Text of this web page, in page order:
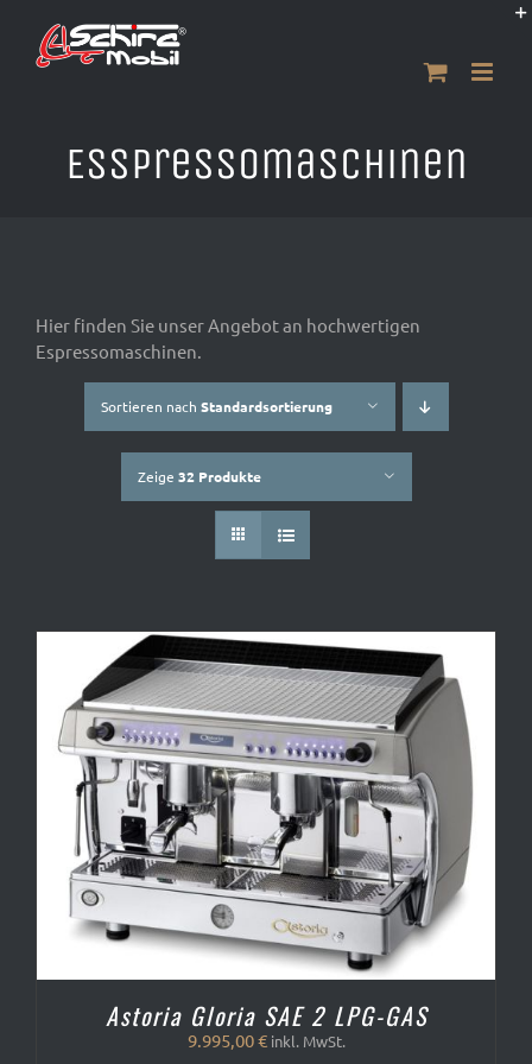
Inhalt
springen
Esspressomaschinen
Hier finden Sie unser Angebot an hochwertigen
Espressomaschinen.
Sortieren nach Standardsortierung
Zeige 32 Produkte
Astoria Gloria SAE 2 LPG-GAS
9.995,00€ inkl. MwSt.